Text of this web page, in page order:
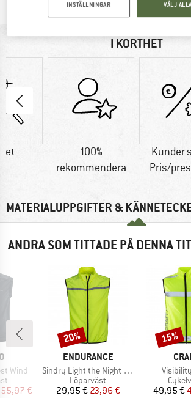
I KORTHET
100%
rekommendera
Kunder
Pris/
MATERIALUPPGIFTER &
ANDRA SOM TITTADE PÅ DENNA
Wind
pris
55,97 €
VARUMÄRKE
ENDURANCE
Produkter
Sindry Light the Night Vest
Produktgrupp
Löparväst
Pris
29,95 €Reducerat pris
23,96 €
Rabatt
20%
49,95 €
Rabatt
15%
INSTÄLLNINGAR VÄLJ